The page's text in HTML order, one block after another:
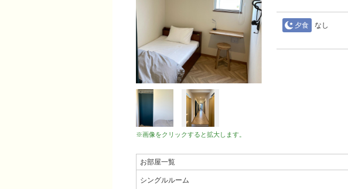
※画像をクリックすると拡大します。
夕食 なし
お部屋一覧
シングルルーム